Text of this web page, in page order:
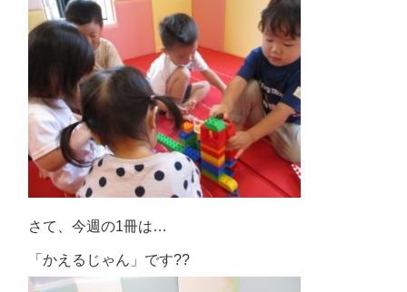
さて、今週の1冊は…
「かえるじゃん」です??